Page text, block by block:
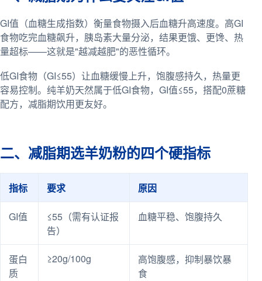
GI值（血糖生成指数）衡量食物摄入后血糖升高速度。高GI
食物吃完血糖飙升，胰岛素大量分泌，结果更饿、更馋、热
量超标——这就是"越减越肥"的恶性循环。
低GI食物（GI≤55）让血糖缓慢上升，饱腹感持久，热量更
容易控制。纯羊奶天然属于低GI食物，GI值≤55，搭配0蔗糖
配方，减脂期饮用更友好。
二、减脂期选羊奶粉的四个硬指标
指标 要求 原因
GI值
≤55（需有认证报
告）
血糖平稳、饱腹持久
蛋白
质
≥20g/100g
高饱腹感，抑制暴饮暴
食